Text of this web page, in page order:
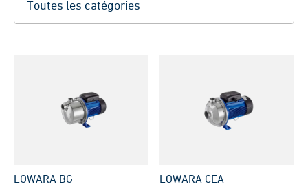
LOWARA BG LOWARA CEA